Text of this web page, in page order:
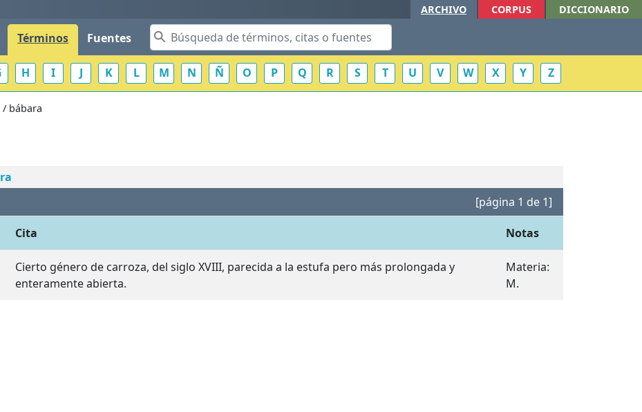
Términos Fuentes
ARCHIVO CORPUS DICCIONARIO
H I J K L M N Ñ O P Q R S T U V W X Y Z
/ bábara
[página 1 de 1]
Cita Notas
Cierto género de carroza, del siglo XVIII, parecida a la estufa pero más prolongada y
enteramente abierta.
Materia:
M.